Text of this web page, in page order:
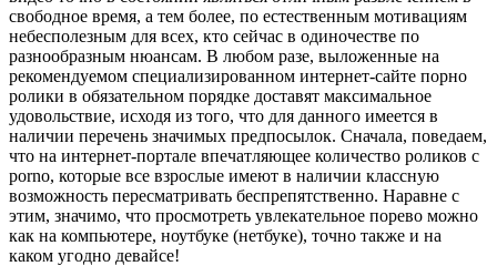
свободное время, а тем более, по естественным мотивациям
небесполезным для всех, кто сейчас в одиночестве по
разнообразным нюансам. В любом разе, выложенные на
рекомендуемом специализированном интернет-сайте порно
ролики в обязательном порядке доставят максимальное
удовольствие, исходя из того, что для данного имеется в
наличии перечень значимых предпосылок. Сначала, поведаем,
что на интернет-портале впечатляющее количество роликов с
porno, которые все взрослые имеют в наличии классную
возможность пересматривать беспрепятственно. Наравне с
этим, значимо, что просмотреть увлекательное порево можно
как на компьютере, ноутбуке (нетбуке), точно также и на
каком угодно девайсе!